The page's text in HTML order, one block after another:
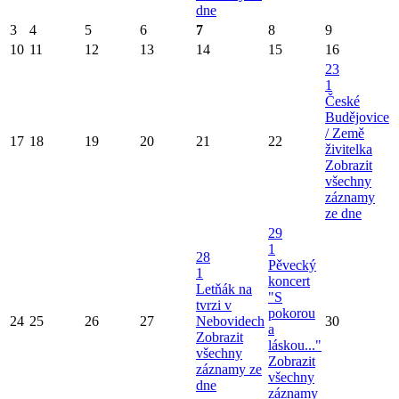
dne
3
4 5 6 7 8
9
10 11 12 13 14 15 16
17 18 19 20 21 22
23
1
České
Budějovice
/ Země
živitelka
Zobrazit
všechny
záznamy
ze dne
24 25 26 27
28
1
Letňák na
tvrzi v
Nebovidech
Zobrazit
všechny
záznamy ze
dne
29
1
Pěvecký
koncert
"S
pokorou
a
láskou..."
Zobrazit
všechny
záznamy
30